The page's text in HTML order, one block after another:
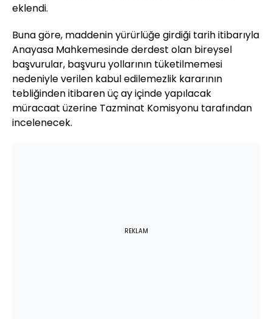
eklendi.
Buna göre, maddenin yürürlüğe girdiği tarih itibarıyla
Anayasa Mahkemesinde derdest olan bireysel
başvurular, başvuru yollarının tüketilmemesi
nedeniyle verilen kabul edilemezlik kararının
tebliğinden itibaren üç ay içinde yapılacak
müracaat üzerine Tazminat Komisyonu tarafından
incelenecek.
REKLAM